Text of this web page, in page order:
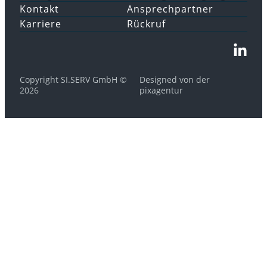
Kontakt
Karriere
Ansprechpartner
Rückruf
Copyright SI.SERV GmbH ©
2026
Designed von der
pixagentur